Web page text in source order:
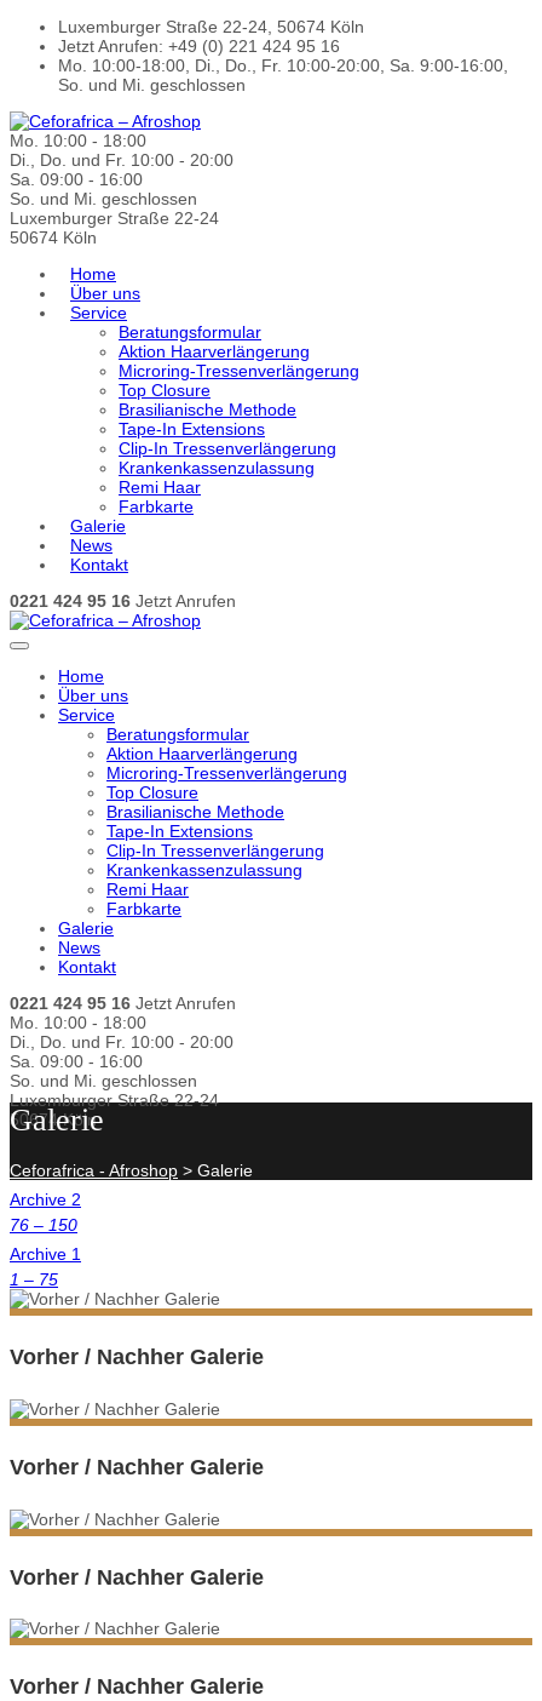
Luxemburger Straße 22-24, 50674 Köln
Jetzt Anrufen: +49 (0) 221 424 95 16
Mo. 10:00-18:00, Di., Do., Fr. 10:00-20:00, Sa. 9:00-16:00,
So. und Mi. geschlossen
Mo. 10:00 - 18:00
Di., Do. und Fr. 10:00 - 20:00
Sa. 09:00 - 16:00
So. und Mi. geschlossen
Luxemburger Straße 22-24
50674 Köln
Home
Über uns
Service
Beratungsformular
Aktion Haarverlängerung
Microring-Tressenverlängerung
Top Closure
Brasilianische Methode
Tape-In Extensions
Clip-In Tressenverlängerung
Krankenkassenzulassung
Remi Haar
Farbkarte
Galerie
News
Kontakt
0221 424 95 16 Jetzt Anrufen
Home
Über uns
Service
Beratungsformular
Aktion Haarverlängerung
Microring-Tressenverlängerung
Top Closure
Brasilianische Methode
Tape-In Extensions
Clip-In Tressenverlängerung
Krankenkassenzulassung
Remi Haar
Farbkarte
Galerie
News
Kontakt
0221 424 95 16 Jetzt Anrufen
Mo. 10:00 - 18:00
Di., Do. und Fr. 10:00 - 20:00
Sa. 09:00 - 16:00
So. und Mi. geschlossen
Luxemburger Straße 22-24
50674 Köln
Galerie
Ceforafrica - Afroshop > Galerie
Archive 2
76 – 150
Archive 1
1 – 75
Vorher / Nachher Galerie
Vorher / Nachher Galerie
Vorher / Nachher Galerie
Vorher / Nachher Galerie